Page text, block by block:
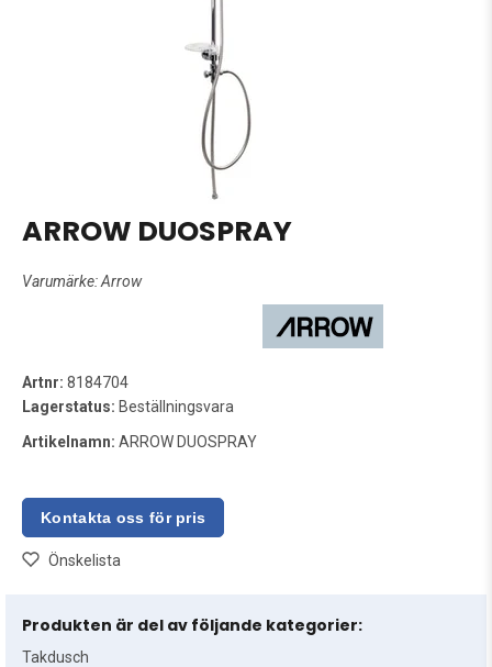
ARROW DUOSPRAY
Varumärke:Arrow
Artnr: 8184704
Lagerstatus: Beställningsvara
Artikelnamn: ARROW DUOSPRAY
Önskelista
Produkten är del av följande kategorier:
Takdusch